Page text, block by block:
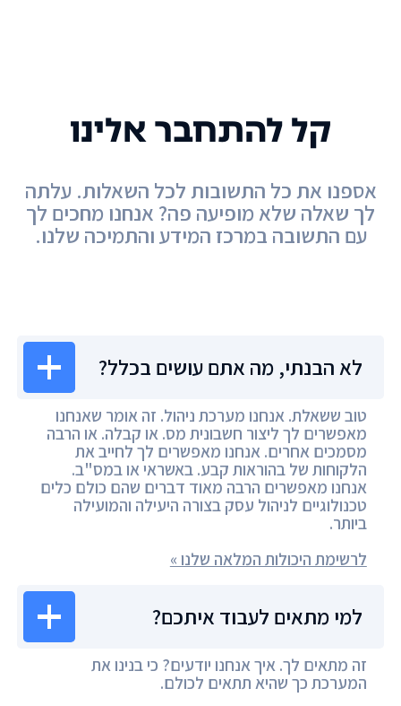
לא הבנתי, מה אתם עושים בכלל?
טוב ששאלת. אנחנו מערכת ניהול. זה אומר שאנחנו
מאפשרים לך ליצור חשבונית מס. או קבלה. או הרבה
מסמכים אחרים. אנחנו מאפשרים לך לחייב את
הלקוחות של בהוראות קבע. באשראי או במס"ב.
אנחנו מאפשרים הרבה מאוד דברים שהם כולם כלים
טכנולוגיים לניהול עסק בצורה היעילה והמועילה
ביותר.
לרשימת היכולות המלאה שלנו »
למי מתאים לעבוד איתכם?
זה מתאים לך. איך אנחנו יודעים? כי בנינו את
המערכת כך שהיא תתאים לכולם.
קל להתחבר אלינו
אספנו את כל התשובות לכל השאלות. עלתה
לך שאלה שלא מופיעה פה? אנחנו מחכים לך
עם התשובה במרכז המידע והתמיכה שלנו.